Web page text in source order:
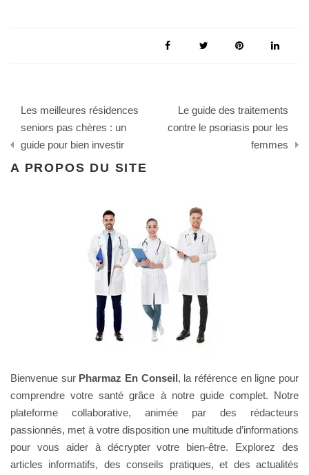
de
l’article
Les meilleures résidences
seniors pas chères : un
guide pour bien investir
Le guide des traitements
contre le psoriasis pour les
femmes
A PROPOS DU SITE
Bienvenue sur Pharmaz En Conseil, la référence en ligne pour
comprendre votre santé grâce à notre guide complet. Notre
plateforme collaborative, animée par des rédacteurs
passionnés, met à votre disposition une multitude d’informations
pour vous aider à décrypter votre bien-être. Explorez des
articles informatifs, des conseils pratiques, et des actualités